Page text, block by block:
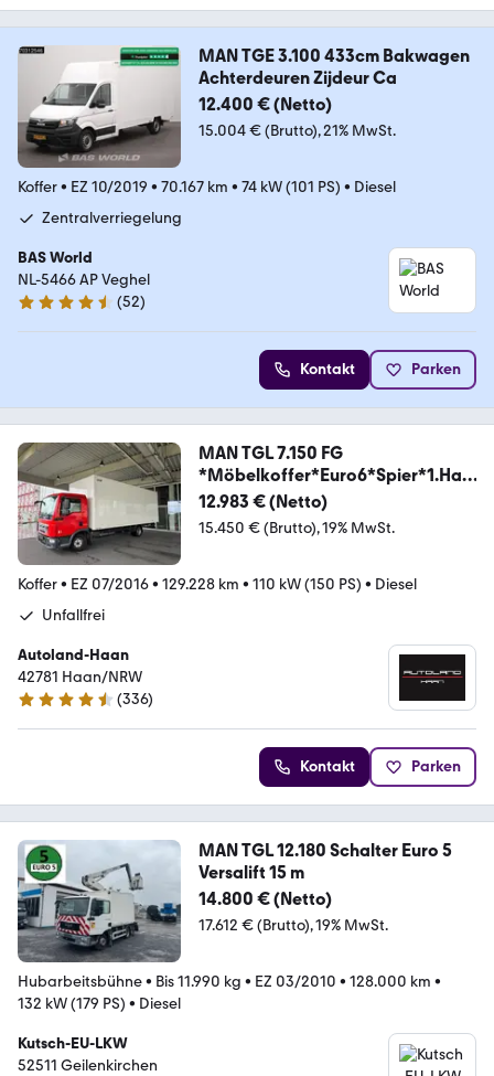
MAN TGE 3.100 433cm Bakwagen
Achterdeuren Zijdeur Ca
12.400 € (Netto)
15.004 € (Brutto) 21% MwSt.
Koffer• EZ 10/2019 • 70.167 km • 74 kW (101 PS) • Diesel
Zentralverriegelung
BAS World
NL-5466 AP Veghel
4.7 Sterne
(52)
Kontakt Parken
MAN TGL 7.150 FG
*Möbelkoffer*Euro6*Spier*1.Han
d*Top
12.983 € (Netto)
15.450 € (Brutto) 19% MwSt.
Koffer• EZ 07/2016• 129.228 km • 110 kW (150 PS) • Diesel
Unfallfrei
Autoland-Haan
42781 Haan/NRW
4.5 Sterne
(336)
Kontakt Parken
MAN TGL 12.180 Schalter Euro 5
Versalift 15 m
14.800 € (Netto)
17.612 € (Brutto) 19% MwSt.
Hubarbeitsbühne• Bis 11.990 kg • EZ 03/2010 • 128.000 km •
132 kW (179 PS) • Diesel
Kutsch-EU-LKW
52511 Geilenkirchen